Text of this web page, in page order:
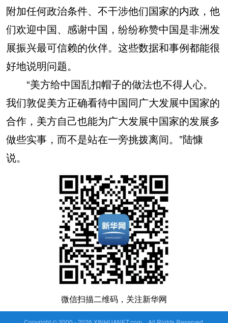
附加任何政治条件、不干涉他们国家的内政，他
们欢迎中国、感谢中国，纷纷称赞中国是非洲发
展振兴最可信赖的伙伴。这些数据和事例都能很
好地说明问题。
“美方给中国乱扣帽子的做法也不得人心。
我们敦促美方正确看待中国同广大发展中国家的
合作，美方自己也能为广大发展中国家的发展多
做些实事，而不是站在一旁挑拨离间。”陆慷
说。
微信扫描二维码，关注新华网